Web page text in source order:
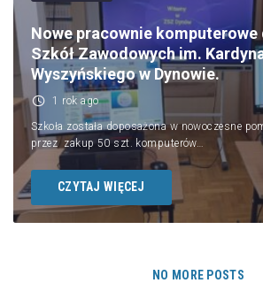
Nowe pracownie komputerowe
Szkół Zawodowych im.
Wyszyńskiego w Dynowie.
1 rok ago
Szkoła została doposażona w nowoczesne
przez zakup 50 szt. komputerów…
CZYTAJ WIĘCEJ
NO MORE POSTS